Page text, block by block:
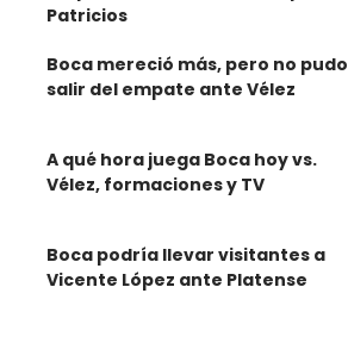
Patricios
Boca mereció más, pero no pudo
salir del empate ante Vélez
A qué hora juega Boca hoy vs.
Vélez, formaciones y TV
Boca podría llevar visitantes a
Vicente López ante Platense